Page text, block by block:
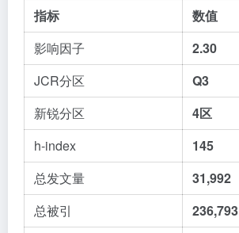
指标
数值
影响因子
2.30
JCR分区
Q3
新锐分区
4区
h-index
145
总发文量
31,992
总被引
236,793